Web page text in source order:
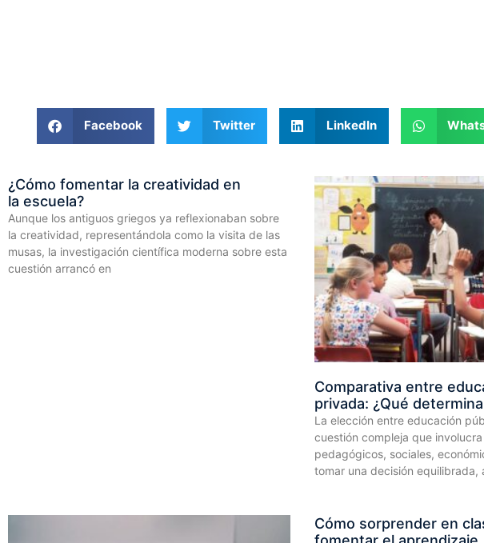
Facebook Twitter LinkedIn
¿Cómo fomentar la creatividad en
la escuela?
Aunque los antiguos griegos ya reflexionaban sobre
la creatividad, representándola como la visita de las
musas, la investigación científica moderna sobre esta
cuestión arrancó en
Comparativa entre
privada: ¿Qué
La elección entre educación
cuestión compleja que
pedagógicos, sociales,
tomar una decisión equilibrada,
Cómo sorprender en